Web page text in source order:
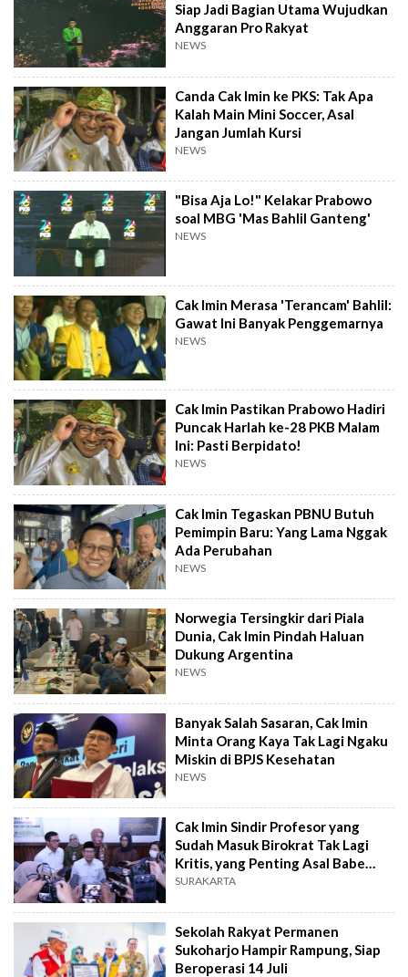
Siap Jadi Bagian Utama Wujudkan
Anggaran Pro Rakyat
NEWS
Canda Cak Imin ke PKS: Tak Apa
Kalah Main Mini Soccer, Asal
Jangan Jumlah Kursi
NEWS
"Bisa Aja Lo!" Kelakar Prabowo
soal MBG 'Mas Bahlil Ganteng'
NEWS
Cak Imin Merasa 'Terancam' Bahlil:
Gawat Ini Banyak Penggemarnya
NEWS
Cak Imin Pastikan Prabowo Hadiri
Puncak Harlah ke-28 PKB Malam
Ini: Pasti Berpidato!
NEWS
Cak Imin Tegaskan PBNU Butuh
Pemimpin Baru: Yang Lama Nggak
Ada Perubahan
NEWS
Norwegia Tersingkir dari Piala
Dunia, Cak Imin Pindah Haluan
Dukung Argentina
NEWS
Banyak Salah Sasaran, Cak Imin
Minta Orang Kaya Tak Lagi Ngaku
Miskin di BPJS Kesehatan
NEWS
Cak Imin Sindir Profesor yang
Sudah Masuk Birokrat Tak Lagi
Kritis, yang Penting Asal Babe
Senang
SURAKARTA
Sekolah Rakyat Permanen
Sukoharjo Hampir Rampung, Siap
Beroperasi 14 Juli